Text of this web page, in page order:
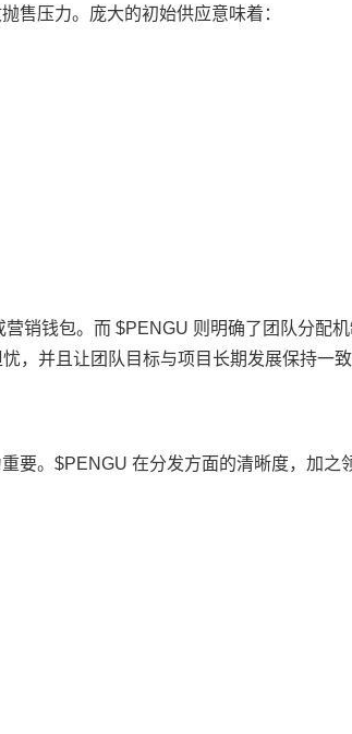
售压力。庞大的初始供应意味着：
销钱包。而 $PENGU 则明确了团队分配
，并且让团队目标与项目长期发展保持一
要。$PENGU 在分发方面的清晰度，加之